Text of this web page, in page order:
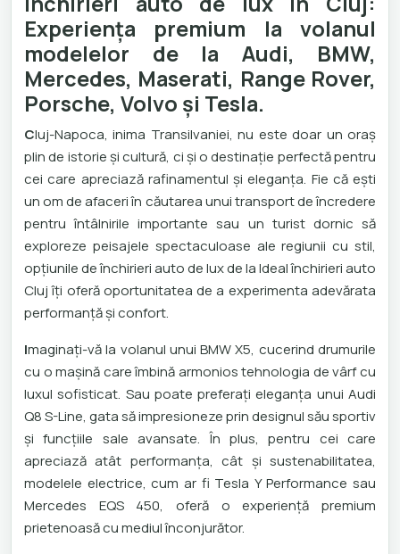
Experiența premium la volanul
modelelor de la Audi, BMW,
Mercedes, Maserati, Range Rover,
Porsche, Volvo și Tesla.
Cluj-Napoca, inima Transilvaniei, nu este doar un oraș
plin de istorie și cultură, ci și o destinație perfectă pentru
cei care apreciază rafinamentul și eleganța. Fie că ești
un om de afaceri în căutarea unui transport de încredere
pentru întâlnirile importante sau un turist dornic să
exploreze peisajele spectaculoase ale regiunii cu stil,
opțiunile de închirieri auto de lux de la Ideal închirieri auto
Cluj îți oferă oportunitatea de a experimenta adevărata
performanță și confort.
Imaginați-vă la volanul unui BMW X5, cucerind drumurile
cu o mașină care îmbină armonios tehnologia de vârf cu
luxul sofisticat. Sau poate preferați eleganța unui Audi
Q8 S-Line, gata să impresioneze prin designul său sportiv
și funcțiile sale avansate. În plus, pentru cei care
apreciază atât performanța, cât și sustenabilitatea,
modelele electrice, cum ar fi Tesla Y Performance sau
Mercedes EQS 450, oferă o experiență premium
prietenoasă cu mediul înconjurător.